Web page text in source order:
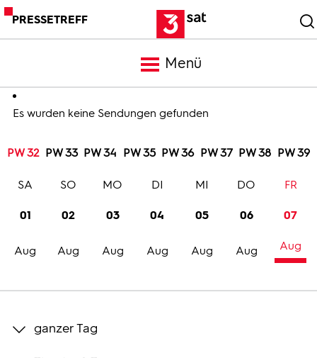
PRESSETREFF
Menü
Meldungen
Programm
Trailer
Bilder
Es wurden keine Sendungen gefunden
PW 32 PW 33 PW 34 PW 35 PW 36 PW 37 PW 38 PW 39
01
Aug
SA
02
Aug
SO
03
Aug
MO
04
Aug
DI
05
Aug
MI
06
Aug
DO
07
Aug
FR
ganzer Tag